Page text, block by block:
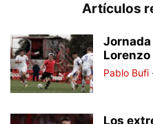
Artículos
Lorenzo
Pablo Bufi
Los